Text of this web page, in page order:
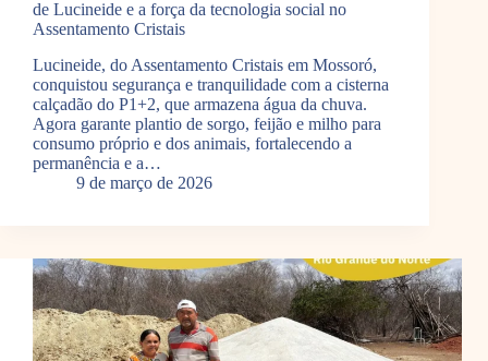
de Lucineide e a força da tecnologia social no
Assentamento Cristais
Lucineide, do Assentamento Cristais em Mossoró,
conquistou segurança e tranquilidade com a cisterna
calçadão do P1+2, que armazena água da chuva.
Agora garante plantio de sorgo, feijão e milho para
consumo próprio e dos animais, fortalecendo a
permanência e a…
9 de março de 2026